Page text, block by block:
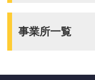
事業所一覧